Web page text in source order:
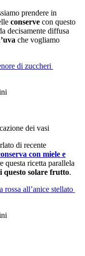
prendere in
conserve con questo
decisamente diffusa
che vogliamo
di zuccheri
dei vasi
di recente
con miele e
questa ricetta parallela
questo solare frutto.
rossa all’anice stellato